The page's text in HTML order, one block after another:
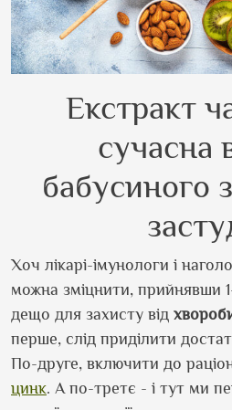
Екстракт
сучасна
бабусиного
Хоч лікарі-імунологи і
можна зміцнити, прийнявши 1-
дещо для захисту від
перше, слід приділити
По-друге, включити до
цинк. А по-третє - і тут ми